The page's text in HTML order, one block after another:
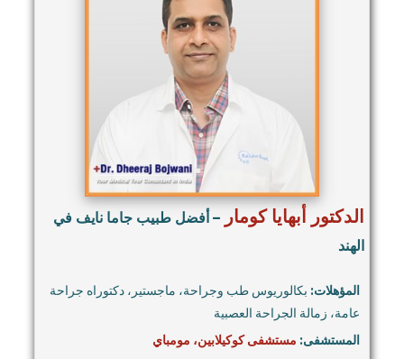
الدكتور أبهايا كومار
– أفضل طبيب جاما نايف في
الهند
المؤهلات: بكالوريوس طب وجراحة، ماجستير، دكتوراه جراحة
عامة، زمالة الجراحة العصبية
المستشفى: مستشفى كوكيلابين، مومباي